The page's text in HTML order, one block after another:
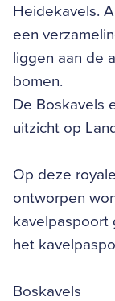
Heidekavels.
een
liggen aan de
bomen.
De Boskavels
uitzicht op
Op deze
ontworpen
kavelpaspoort
het
Boskavels